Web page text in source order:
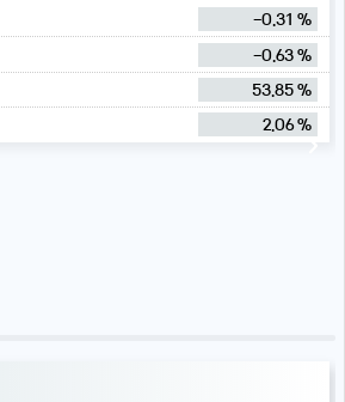
-0.31 %
-0.63 %
53.85 %
2.06 %